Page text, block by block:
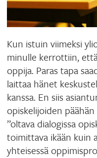
Kun istuin viimeksi
minulle kerrottiin,
oppija. Paras tapa
laittaa hänet
kanssa. En siis
opiskelijoiden
”oltava dialogissa
toimittava ikään kuin
yhteisessä